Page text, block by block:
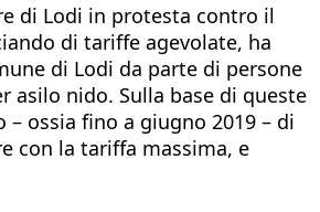
di Lodi in protesta contro il
di tariffe agevolate, ha
di Lodi da parte di persone
asilo nido. Sulla base di queste
ossia fino a giugno 2019 – di
con la tariffa massima, e